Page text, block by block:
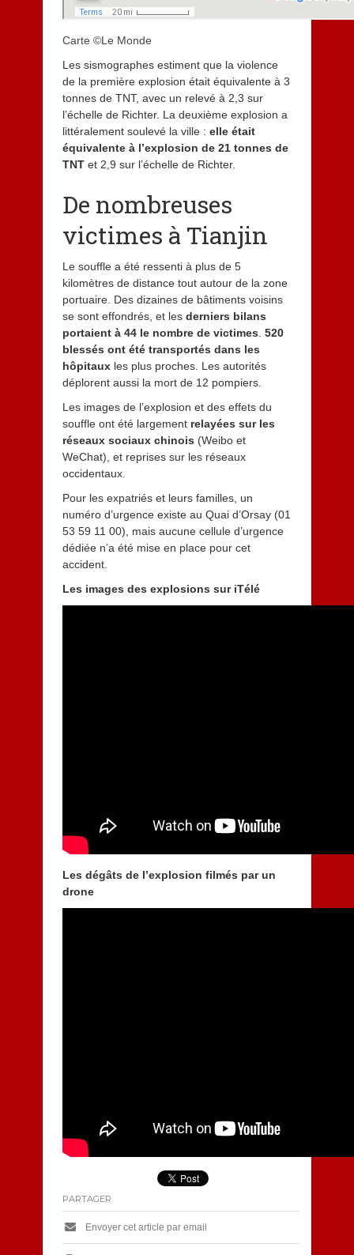
Carte ©Le Monde
Les sismographes estiment que la violence
de la première explosion était équivalente à 3
tonnes de TNT, avec un relevé à 2,3 sur
l’échelle de Richter. La deuxième explosion a
littéralement soulevé la ville : elle était
équivalente à l’explosion de 21 tonnes de
TNTet 2,9 sur l’échelle de Richter.
De nombreuses
victimes à Tianjin
Le souffle a été ressenti à plus de 5
kilomètres de distance tout autour de la zone
portuaire. Des dizaines de bâtiments voisins
se sont effondrés, et les derniers bilans
portaient à 44 le nombre de victimes 520
blessés ont été transportés dans les
hôpitauxles plus proches. Les autorités
déplorent aussi la mort de 12 pompiers.
Les images de l’explosion et des effets du
souffle ont été largement relayées sur les
réseaux sociaux chinois (Weibo et
WeChat), et reprises sur les réseaux
occidentaux.
Pour les expatriés et leurs familles, un
numéro d’urgence existe au Quai d’Orsay (01
53 59 11 00), mais aucune cellule d’urgence
dédiée n’a été mise en place pour cet
accident.
Les images des explosions sur iTélé
Les dégâts de l’explosion filmés par un
drone
PARTAGER
Envoyer cet article par email